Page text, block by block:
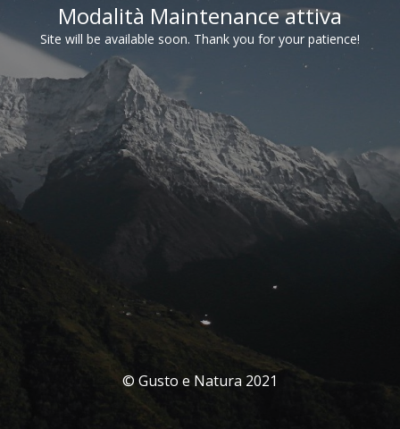
Modalità Maintenance attiva
Site will be available soon. Thank you for your patience!
© Gusto e Natura 2021